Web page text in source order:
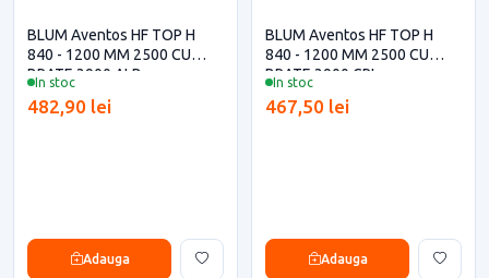
In stoc
BLUM Aventos HF TOP H
840 - 1200 MM 2500 CU
BRATE 3900 ALB
482,90 lei
Adauga
In stoc
BLUM Aventos HF TOP H
840 - 1200 MM 2500 CU
BRATE 3900 GRI
467,50 lei
Adauga